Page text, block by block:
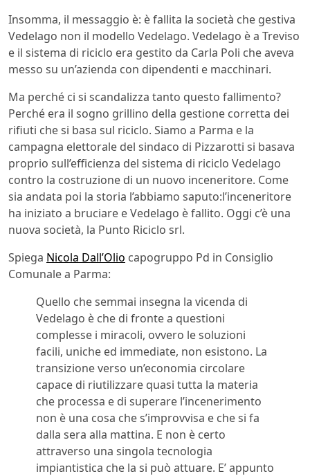
Insomma, il messaggio è: è fallita la società che gestiva
Vedelago non il modello Vedelago. Vedelago è a Treviso
e il sistema di riciclo era gestito da Carla Poli che aveva
messo su un’azienda con dipendenti e macchinari.
Ma perché ci si scandalizza tanto questo fallimento?
Perché era il sogno grillino della gestione corretta dei
rifiuti che si basa sul riciclo. Siamo a Parma e la
campagna elettorale del sindaco di Pizzarotti si basava
proprio sull’efficienza del sistema di riciclo Vedelago
contro la costruzione di un nuovo inceneritore. Come
sia andata poi la storia l’abbiamo saputo:l’inceneritore
ha iniziato a bruciare e Vedelago è fallito. Oggi c’è una
nuova società, la Punto Riciclo srl.
Spiega Nicola Dall’Olio capogruppo Pd in Consiglio
Comunale a Parma:
Quello che semmai insegna la vicenda di
Vedelago è che di fronte a questioni
complesse i miracoli, ovvero le soluzioni
facili, uniche ed immediate, non esistono. La
transizione verso un’economia circolare
capace di riutilizzare quasi tutta la materia
che processa e di superare l’incenerimento
non è una cosa che s’improvvisa e che si fa
dalla sera alla mattina. E non è certo
attraverso una singola tecnologia
impiantistica che la si può attuare. E’ appunto